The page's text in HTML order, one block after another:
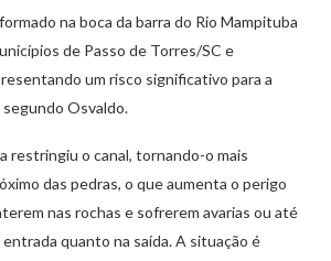
na boca da barra do Rio Mampituba
de Passo de Torres/SC e
um risco significativo para a
segundo Osvaldo.
restringiu o canal, tornando-o mais
das pedras, o que aumenta o perigo
nas rochas e sofrerem avarias ou até
quanto na saída. A situação é